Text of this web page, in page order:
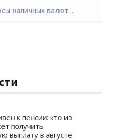
наличных валют...
к пенсии: кто из
получить
выплату в августе